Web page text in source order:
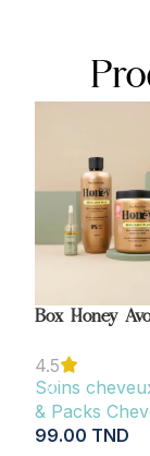
Box Honey
4.5
Soins
& Packs
99.00 TND